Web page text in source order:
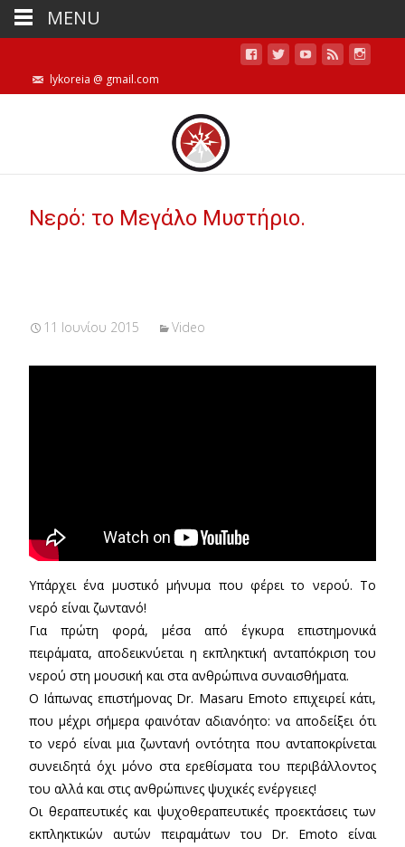
lykoreia @ gmail.com
Nερό: το Μεγάλο Μυστήριο.
11 Ιουνίου 2015 Video
Υπάρχει ένα μυστικό μήνυμα που φέρει το νερού. Το
νερό είναι ζωντανό!
Για πρώτη φορά, μέσα από έγκυρα επιστημονικά
πειράματα, αποδεικνύεται η εκπληκτική ανταπόκριση του
νερού στη μουσική και στα ανθρώπινα συναισθήματα.
Ο Ιάπωνας επιστήμονας Dr. Masaru Emoto επιχειρεί κάτι,
που μέχρι σήμερα φαινόταν αδιανόητο: να αποδείξει ότι
το νερό είναι μια ζωντανή οντότητα που ανταποκρίνεται
συνειδητά όχι μόνο στα ερεθίσματα του περιβάλλοντος
του αλλά και στις ανθρώπινες ψυχικές ενέργειες!
Οι θεραπευτικές και ψυχοθεραπευτικές προεκτάσεις των
εκπληκτικών αυτών πειραμάτων του Dr. Εmoto είναι
MENU